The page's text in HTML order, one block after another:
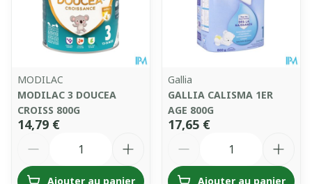
MODILAC
MODILAC 3 DOUCEA
CROISS 800G
14,79 €
Ajouter au panier
Gallia
GALLIA CALISMA 1ER
AGE 800G
17,65 €
Ajouter au panier